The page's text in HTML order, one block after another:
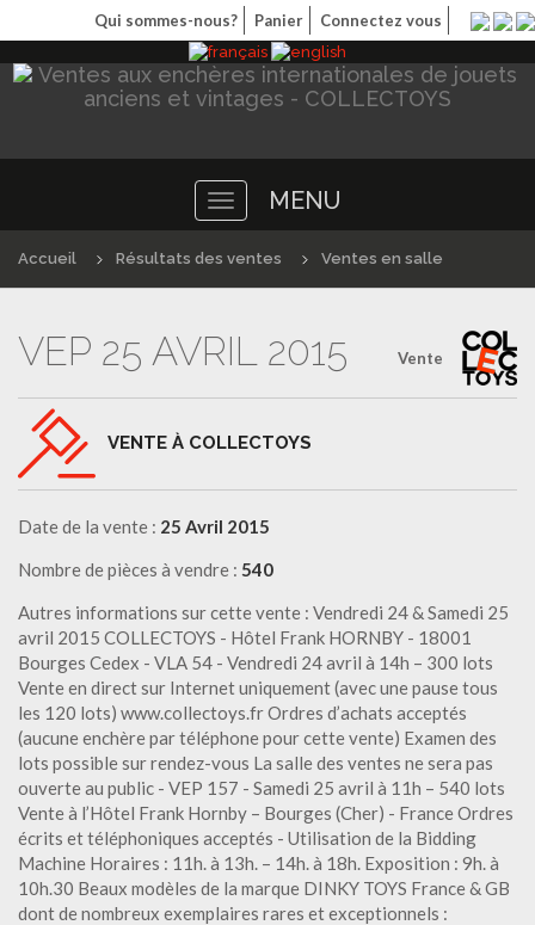
Qui sommes-nous? Panier Connectez vous
Toggle
navigation
MENU
Accueil Résultats des ventes Ventes en salle
Vente
VEP 25 AVRIL 2015
VENTE À COLLECTOYS
Date de la vente : 25 Avril 2015
Nombre de pièces à vendre : 540
Autres informations sur cette vente : Vendredi 24 & Samedi 25
avril 2015 COLLECTOYS - Hôtel Frank HORNBY - 18001
Bourges Cedex - VLA 54 - Vendredi 24 avril à 14h – 300 lots
Vente en direct sur Internet uniquement (avec une pause tous
les 120 lots) www.collectoys.fr Ordres d’achats acceptés
(aucune enchère par téléphone pour cette vente) Examen des
lots possible sur rendez-vous La salle des ventes ne sera pas
ouverte au public - VEP 157 - Samedi 25 avril à 11h – 540 lots
Vente à l’Hôtel Frank Hornby – Bourges (Cher) - France Ordres
écrits et téléphoniques acceptés - Utilisation de la Bidding
Machine Horaires : 11h. à 13h. – 14h. à 18h. Exposition : 9h. à
10h.30 Beaux modèles de la marque DINKY TOYS France & GB
dont de nombreux exemplaires rares et exceptionnels :